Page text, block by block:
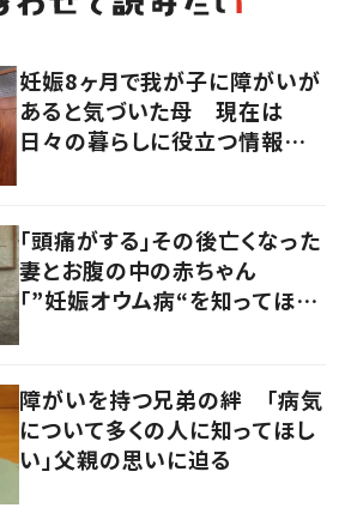
妊娠8ヶ月で我が子に障がいが
あると気づいた母 現在は
日々の暮らしに役立つ情報を
「頭痛がする」その後亡くなった
妻とお腹の中の赤ちゃん
「”妊娠オウム病“を知ってほし
障がいを持つ兄弟の絆 「病気
について多くの人に知ってほし
い」父親の思いに迫る